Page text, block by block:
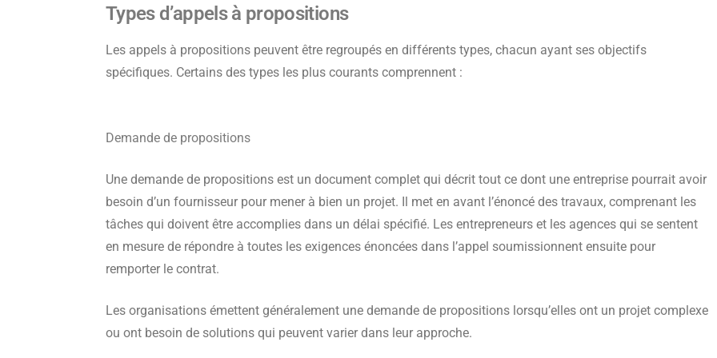
Types d’appels à propositions
Les appels à propositions peuvent être regroupés en différents types, chacun ayant ses objectifs
spécifiques. Certains des types les plus courants comprennent :
Demande de propositions
Une demande de propositions est un document complet qui décrit tout ce dont une entreprise pourrait avoir
besoin d’un fournisseur pour mener à bien un projet. Il met en avant l’énoncé des travaux, comprenant les
tâches qui doivent être accomplies dans un délai spécifié. Les entrepreneurs et les agences qui se sentent
en mesure de répondre à toutes les exigences énoncées dans l’appel soumissionnent ensuite pour
remporter le contrat.
Les organisations émettent généralement une demande de propositions lorsqu’elles ont un projet complexe
ou ont besoin de solutions qui peuvent varier dans leur approche.